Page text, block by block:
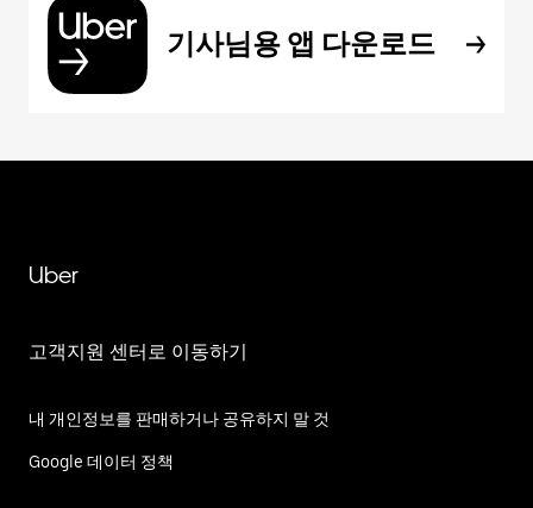
기사님용 앱 다운로드
Uber
고객지원 센터로 이동하기
내 개인정보를 판매하거나 공유하지 말 것
Google 데이터 정책